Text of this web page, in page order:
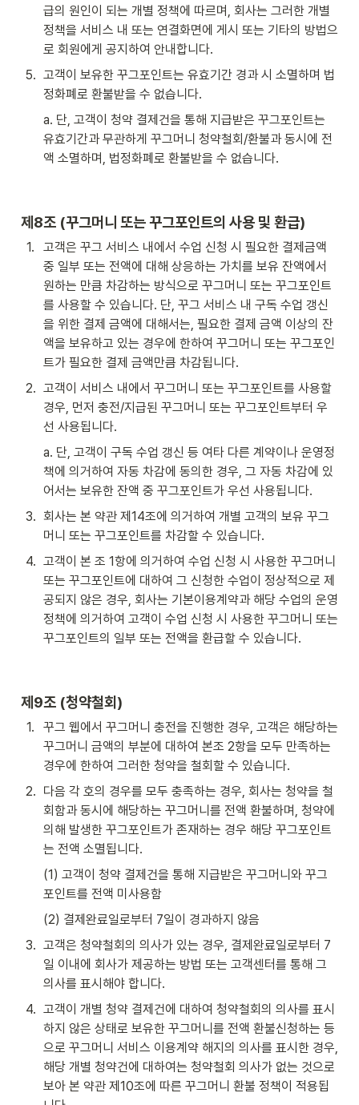
급의 원인이 되는 개별 정책에 따르며, 회사는 그러한 개별
정책을 서비스 내 또는 연결화면에 게시 또는 기타의 방법으
로 회원에게 공지하여 안내합니다.
5. 고객이 보유한 꾸그포인트는 유효기간 경과 시 소멸하며 법
정화폐로 환불받을 수 없습니다.
a. 단, 고객이 청약 결제건을 통해 지급받은 꾸그포인트는
유효기간과 무관하게 꾸그머니 청약철회/환불과 동시에 전
액 소멸하며, 법정화폐로 환불받을 수 없습니다.
제8조 (꾸그머니 또는 꾸그포인트의 사용 및 환급)
1.
고객은 꾸그 서비스 내에서 수업 신청 시 필요한 결제금액
중 일부 또는 전액에 대해 상응하는 가치를 보유 잔액에서
원하는 만큼 차감하는 방식으로 꾸그머니 또는 꾸그포인트
를 사용할 수 있습니다. 단, 꾸그 서비스 내 구독 수업 갱신
을 위한 결제 금액에 대해서는, 필요한 결제 금액 이상의 잔
액을 보유하고 있는 경우에 한하여 꾸그머니 또는 꾸그포인
트가 필요한 결제 금액만큼 차감됩니다.
2. 고객이 서비스 내에서 꾸그머니 또는 꾸그포인트를 사용할
경우, 먼저 충전/지급된 꾸그머니 또는 꾸그포인트부터 우
선 사용됩니다.
a. 단, 고객이 구독 수업 갱신 등 여타 다른 계약이나 운영정
책에 의거하여 자동 차감에 동의한 경우, 그 자동 차감에 있
어서는 보유한 잔액 중 꾸그포인트가 우선 사용됩니다.
3. 회사는 본 약관 제14조에 의거하여 개별 고객의 보유 꾸그
머니 또는 꾸그포인트를 차감할 수 있습니다.
4. 고객이 본 조 1항에 의거하여 수업 신청 시 사용한 꾸그머니
또는 꾸그포인트에 대하여 그 신청한 수업이 정상적으로 제
공되지 않은 경우, 회사는 기본이용계약과 해당 수업의 운영
정책에 의거하여 고객이 수업 신청 시 사용한 꾸그머니 또는
꾸그포인트의 일부 또는 전액을 환급할 수 있습니다.
제9조 (청약철회)
1.
꾸그 웹에서 꾸그머니 충전을 진행한 경우, 고객은 해당하는
꾸그머니 금액의 부분에 대하여 본조 2항을 모두 만족하는
경우에 한하여 그러한 청약을 철회할 수 있습니다.
2. 다음 각 호의 경우를 모두 충족하는 경우, 회사는 청약을 철
회함과 동시에 해당하는 꾸그머니를 전액 환불하며, 청약에
의해 발생한 꾸그포인트가 존재하는 경우 해당 꾸그포인트
는 전액 소멸됩니다.
(1) 고객이 청약 결제건을 통해 지급받은 꾸그머니와 꾸그
포인트를 전액 미사용함
(2) 결제완료일로부터 7일이 경과하지 않음
3. 고객은 청약철회의 의사가 있는 경우, 결제완료일로부터 7
일 이내에 회사가 제공하는 방법 또는 고객센터를 통해 그
의사를 표시해야 합니다.
4. 고객이 개별 청약 결제건에 대하여 청약철회의 의사를 표시
하지 않은 상태로 보유한 꾸그머니를 전액 환불신청하는 등
으로 꾸그머니 서비스 이용계약 해지의 의사를 표시한 경우,
해당 개별 청약건에 대하여는 청약철회 의사가 없는 것으로
보아 본 약관 제10조에 따른 꾸그머니 환불 정책이 적용됩